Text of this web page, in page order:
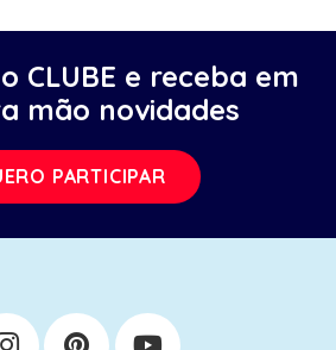
CLUBE e receba em
mão novidades
PARTICIPAR